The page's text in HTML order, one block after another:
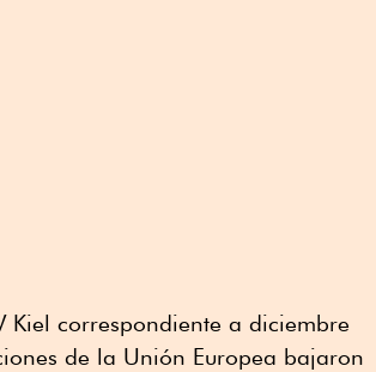
correspondiente a diciembre
de la Unión Europea bajaron